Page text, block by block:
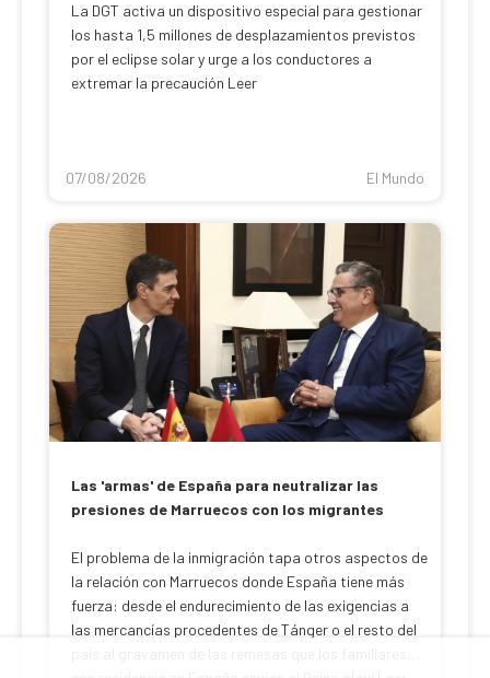
La DGT activa un dispositivo especial para gestionar
los hasta 1,5 millones de desplazamientos previstos
por el eclipse solar y urge a los conductores a
extremar la precaución Leer
07/08/2026 El Mundo
Las 'armas' de España para neutralizar las
presiones de Marruecos con los migrantes
El problema de la inmigración tapa otros aspectos de
la relación con Marruecos donde España tiene más
fuerza: desde el endurecimiento de las exigencias a
las mercancías procedentes de Tánger o el resto del